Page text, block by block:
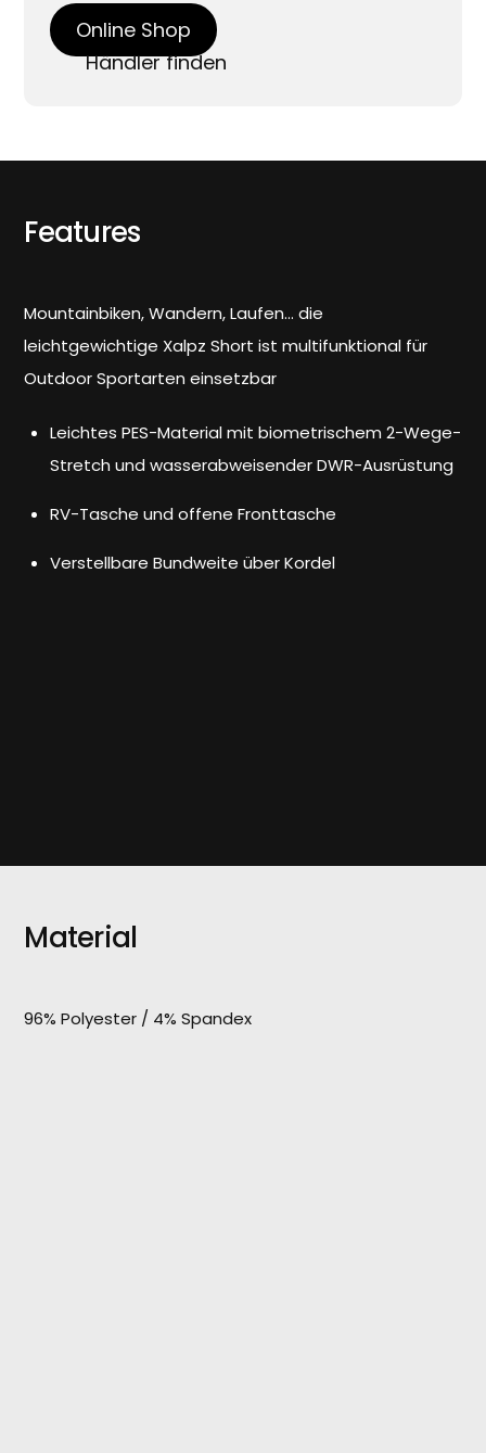
Online Shop
Händler finden
Features
Mountainbiken, Wandern, Laufen… die
leichtgewichtige Xalpz Short ist multifunktional für
Outdoor Sportarten einsetzbar
Leichtes PES-Material mit biometrischem 2-Wege-
Stretch und wasserabweisender DWR-Ausrüstung
RV-Tasche und offene Fronttasche
Verstellbare Bundweite über Kordel
Material
96% Polyester / 4% Spandex